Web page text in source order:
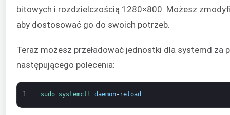
bitowych i rozdzielczością 1280×800. Możesz
aby dostosować go do swoich potrzeb.
Teraz możesz przeładować jednostki dla systemd za
następującego polecenia:
1 sudo systemctl daemon- reload